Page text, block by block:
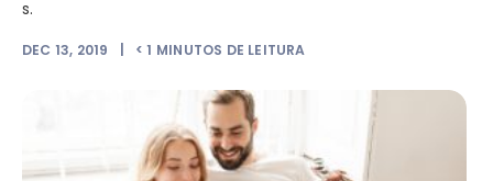
s.
DEC 13, 2019 < 1 MINUTOS DE LEITURA